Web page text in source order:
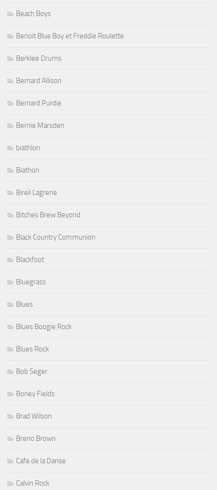
Beach Boys
Benoit Blue Boy et Freddie Roulette
Berklee Drums
Bernard Allison
Bernard Purdie
Bernie Marsden
biathlon
Biathon
Bireli Lagrene
Bitches Brew Beyond
Black Country Communion
Blackfoot
Bluegrass
Blues
Blues Boogie Rock
Blues Rock
Bob Seger
Boney Fields
Brad Wilson
Breno Brown
Cafe de la Danse
Calvin Rock